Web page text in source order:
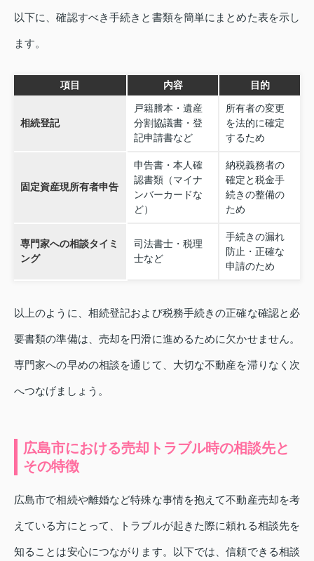
以下に、確認すべき手続きと書類を簡単にまとめた表を示し
ます。
項目 内容 目的
相続登記
戸籍謄本・遺産
分割協議書・登
記申請書など
所有者の変更
を法的に確定
するため
固定資産現所有者申告
申告書・本人確
認書類（マイナ
ンバーカードな
ど）
納税義務者の
確定と税金手
続きの整備の
ため
専門家への相談タイミ
ング
司法書士・税理
士など
手続きの漏れ
防止・正確な
申請のため
以上のように、相続登記および税務手続きの正確な確認と必
要書類の準備は、売却を円滑に進めるために欠かせません。
専門家への早めの相談を通じて、大切な不動産を滞りなく次
へつなげましょう。
広島市における売却トラブル時の相談先と
その特徴
広島市で相続や離婚など特殊な事情を抱えて不動産売却を考
えている方にとって、トラブルが起きた際に頼れる相談先を
知ることは安心につながります。以下では、信頼できる相談